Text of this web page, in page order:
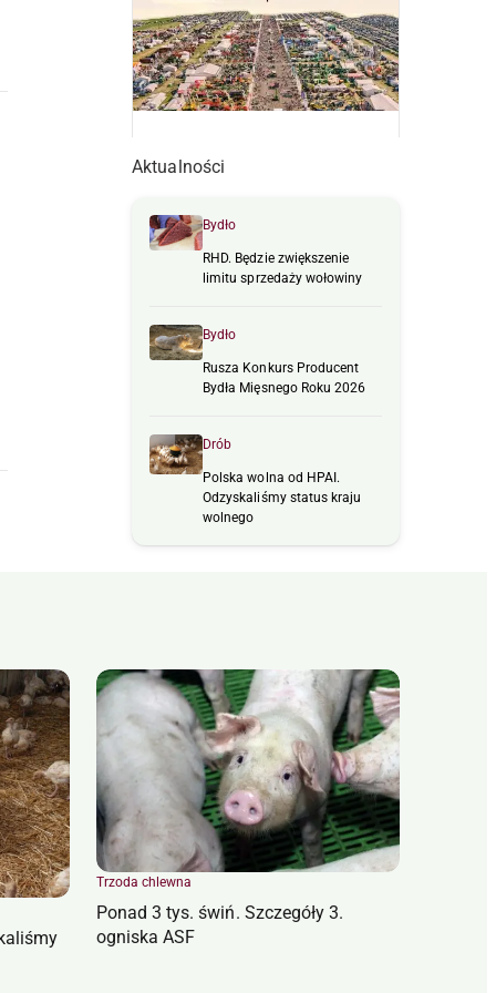
Aktualności
Bydło
RHD. Będzie zwiększenie
limitu sprzedaży wołowiny
Bydło
Rusza Konkurs Producent
Bydła Mięsnego Roku 2026
Drób
Polska wolna od HPAI.
Odzyskaliśmy status kraju
wolnego
Trzoda chlewna
Ponad 3 tys. świń. Szczegóły 3.
ogniska ASF